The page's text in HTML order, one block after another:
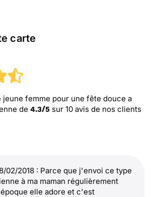
carte
jeune femme pour une fête douce a
de 4.3/5 sur 10 avis de nos clients
08/02/2018 : Parce que j'envoi ce type
à ma maman régulièrement
elle adore et c'est